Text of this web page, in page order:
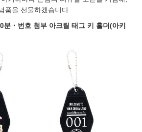
품을 선물하겠습니다.
・번호 첨부 아크릴 태그 키 홀더(아키